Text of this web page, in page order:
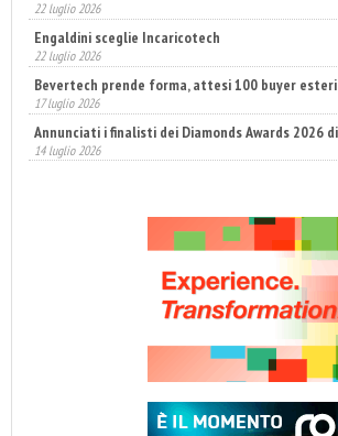
22 luglio 2026
Engaldini sceglie Incaricotech
22 luglio 2026
Bevertech prende forma, attesi 100 buyer esteri
17 luglio 2026
Annunciati i finalisti dei Diamonds Awards 2026 di
14 luglio 2026